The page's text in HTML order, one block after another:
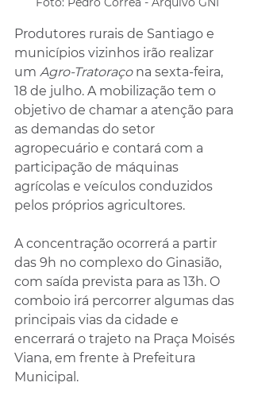
Produtores rurais de Santiago e
municípios vizinhos irão realizar
um Agro-Tratoraço na sexta-feira,
18 de julho. A mobilização tem o
objetivo de chamar a atenção para
as demandas do setor
agropecuário e contará com a
participação de máquinas
agrícolas e veículos conduzidos
pelos próprios agricultores.
A concentração ocorrerá a partir
das 9h no complexo do Ginasião,
com saída prevista para as 13h. O
comboio irá percorrer algumas das
principais vias da cidade e
encerrará o trajeto na Praça Moisés
Viana, em frente à Prefeitura
Municipal.